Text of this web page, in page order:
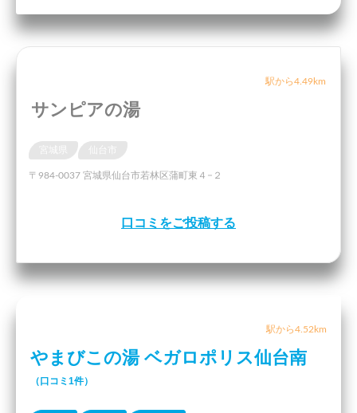
駅から4.49km
サンピアの湯
〒984-0037 宮城県仙台市若林区蒲町東４−２
口コミをご投稿する
駅から4.52km
やまびこの湯 ベガロポリス仙台南
（口コミ1件）